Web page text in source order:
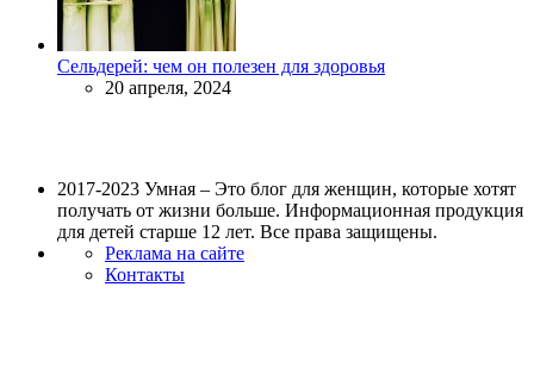
Сельдерей: чем он полезен для здоровья
20 апреля, 2024
2017-2023 Умная – Это блог для женщин, которые хотят
получать от жизни больше. Информационная продукция
для детей старше 12 лет. Все права защищены.
Реклама на сайте
Контакты